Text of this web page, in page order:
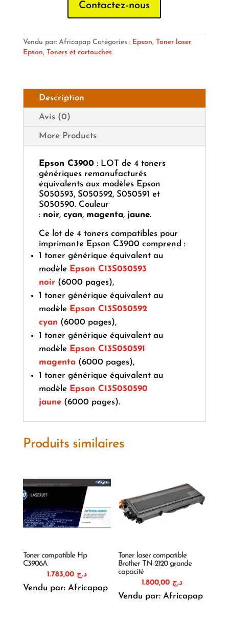
Contactez-nous
Vendu par: Africapap Catégories : Epson, Toner laser
Epson, Toners et cartouches
Description
Avis (0)
More Products
Epson C3900 : LOT de 4 toners
génériques remanufacturés
équivalents aux modèles Epson
S050593, S050592, S050591 et
S050590. Couleur
: noir, cyan, magenta, jaune.
Ce lot de 4 toners compatibles pour
imprimante Epson C3900 comprend :
1 toner générique équivalent au
modèle Epson C13S050593
noir(6000 pages),
1 toner générique équivalent au
modèle Epson C13S050592
cyan (6000 pages),
1 toner générique équivalent au
modèle Epson C13S050591
magenta(6000 pages),
1 toner générique équivalent au
modèle Epson C13S050590
jaune(6000 pages).
Produits similaires
Toner compatible Hp
C3906A
د.ج 1.783,00
Vendu par: Africapap
Toner laser compatible
Brother TN-2120 grande
capacité
د.ج
Vendu par: Africapap